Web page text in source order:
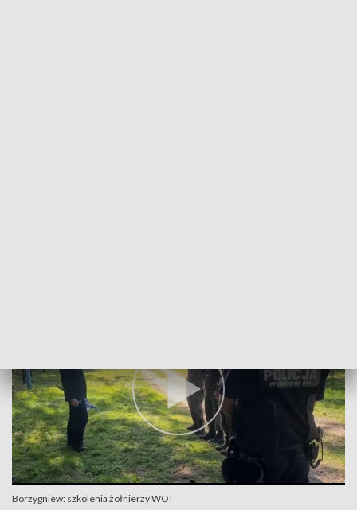
Borzygniew: szkolenia żołnierzy WOT